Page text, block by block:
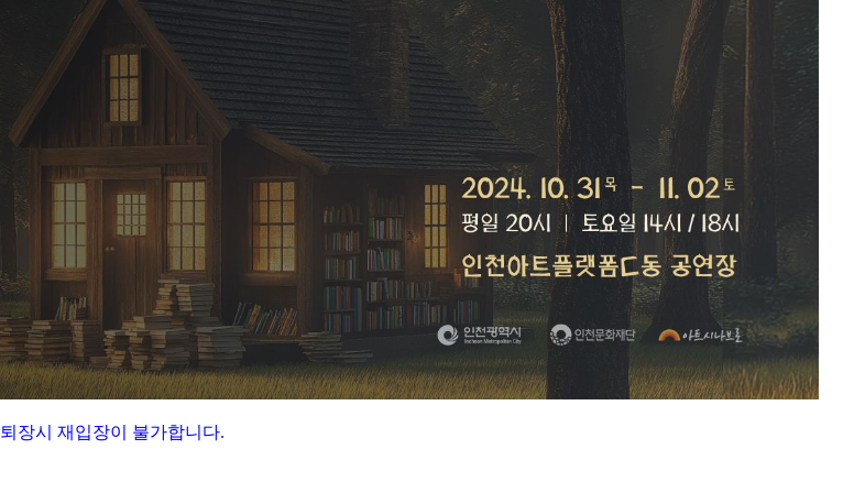
퇴장시 재입장이 불가합니다.